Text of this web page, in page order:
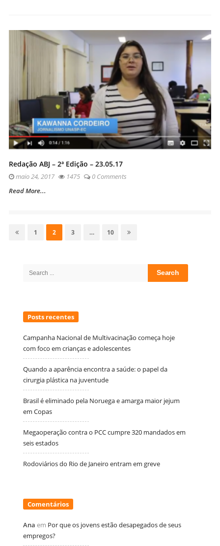
Redação ABJ – 2ª Edição – 23.05.17
maio 24, 2017 1475
0 Comments
Read More...
por
Page
1 Page
2 Page
3 … Page
10
Search
Posts recentes
Campanha Nacional de Multivacinação começa hoje
com foco em crianças e adolescentes
Quando a aparência encontra a saúde: o papel da
cirurgia plástica na juventude
Brasil é eliminado pela Noruega e amarga maior jejum
em Copas
Megaoperação contra o PCC cumpre 320 mandados em
seis estados
Rodoviários do Rio de Janeiro entram em greve
Comentários
Ana em Por que os jovens estão desapegados de seus
empregos?